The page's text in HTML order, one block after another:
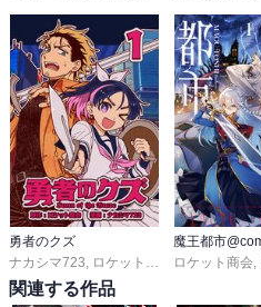
勇者のクズ
ナカシマ723
ロケット商会
魔王都市
ロケット商会
関連する作品